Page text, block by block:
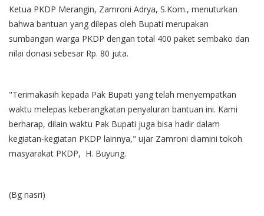
Ketua PKDP Merangin, Zamroni Adrya, S.Kom., menuturkan
bahwa bantuan yang dilepas oleh Bupati merupakan
sumbangan warga PKDP dengan total 400 paket sembako dan
nilai donasi sebesar Rp. 80 juta.
"Terimakasih kepada Pak Bupati yang telah menyempatkan
waktu melepas keberangkatan penyaluran bantuan ini. Kami
berharap, dilain waktu Pak Bupati juga bisa hadir dalam
kegiatan-kegiatan PKDP lainnya," ujar Zamroni diamini tokoh
masyarakat PKDP, H. Buyung.
(Bg nasri)